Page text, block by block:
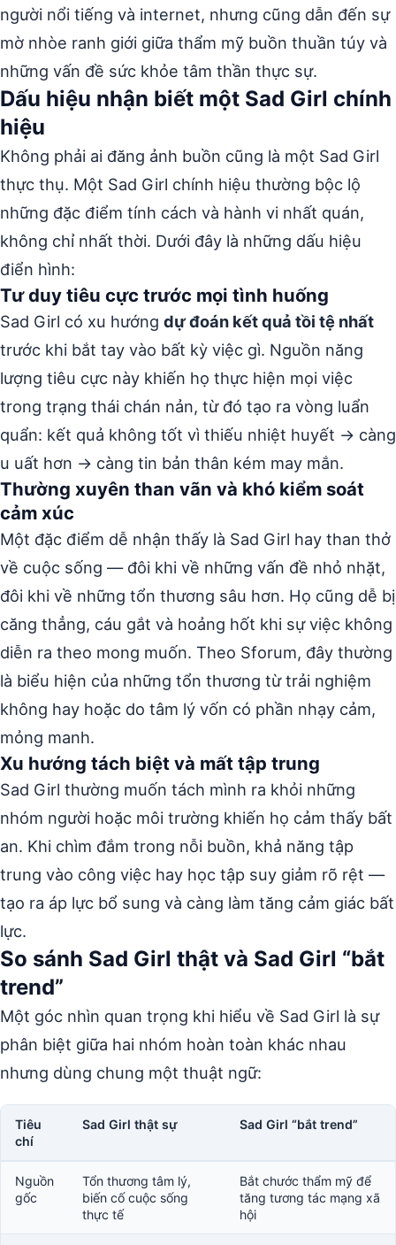
người nổi tiếng và internet, nhưng cũng dẫn đến sự
mờ nhòe ranh giới giữa thẩm mỹ buồn thuần túy và
những vấn đề sức khỏe tâm thần thực sự.
Dấu hiệu nhận biết một Sad Girl chính
hiệu
Không phải ai đăng ảnh buồn cũng là một Sad Girl
thực thụ. Một Sad Girl chính hiệu thường bộc lộ
những đặc điểm tính cách và hành vi nhất quán,
không chỉ nhất thời. Dưới đây là những dấu hiệu
điển hình:
Tư duy tiêu cực trước mọi tình huống
Sad Girl có xu hướng dự đoán kết quả tồi tệ nhất
trước khi bắt tay vào bất kỳ việc gì. Nguồn năng
lượng tiêu cực này khiến họ thực hiện mọi việc
trong trạng thái chán nản, từ đó tạo ra vòng luẩn
quẩn: kết quả không tốt vì thiếu nhiệt huyết → càng
u uất hơn → càng tin bản thân kém may mắn.
Thường xuyên than vãn và khó kiểm soát
cảm xúc
Một đặc điểm dễ nhận thấy là Sad Girl hay than thở
về cuộc sống — đôi khi về những vấn đề nhỏ nhặt,
đôi khi về những tổn thương sâu hơn. Họ cũng dễ bị
căng thẳng, cáu gắt và hoảng hốt khi sự việc không
diễn ra theo mong muốn. Theo Sforum, đây thường
là biểu hiện của những tổn thương từ trải nghiệm
không hay hoặc do tâm lý vốn có phần nhạy cảm,
mỏng manh.
Xu hướng tách biệt và mất tập trung
Sad Girl thường muốn tách mình ra khỏi những
nhóm người hoặc môi trường khiến họ cảm thấy bất
an. Khi chìm đắm trong nỗi buồn, khả năng tập
trung vào công việc hay học tập suy giảm rõ rệt —
tạo ra áp lực bổ sung và càng làm tăng cảm giác bất
lực.
So sánh Sad Girl thật và Sad Girl “bắt
trend”
Một góc nhìn quan trọng khi hiểu về Sad Girl là sự
phân biệt giữa hai nhóm hoàn toàn khác nhau
nhưng dùng chung một thuật ngữ:
Tiêu
chí
Sad Girl thật sự Sad Girl “bắt trend”
Nguồn
gốc
Tổn thương tâm lý,
biến cố cuộc sống
thực tế
Bắt chước thẩm mỹ để
tăng tương tác mạng xã
hội